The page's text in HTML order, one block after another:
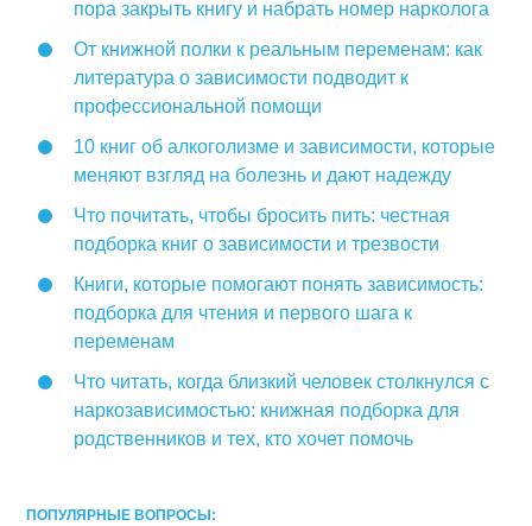
пора закрыть книгу и набрать номер нарколога
От книжной полки к реальным переменам: как
литература о зависимости подводит к
профессиональной помощи
10 книг об алкоголизме и зависимости, которые
меняют взгляд на болезнь и дают надежду
Что почитать, чтобы бросить пить: честная
подборка книг о зависимости и трезвости
Книги, которые помогают понять зависимость:
подборка для чтения и первого шага к
переменам
Что читать, когда близкий человек столкнулся с
наркозависимостью: книжная подборка для
родственников и тех, кто хочет помочь
ПОПУЛЯРНЫЕ ВОПРОСЫ: